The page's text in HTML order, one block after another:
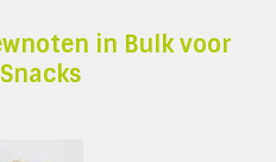
in Bulk voor